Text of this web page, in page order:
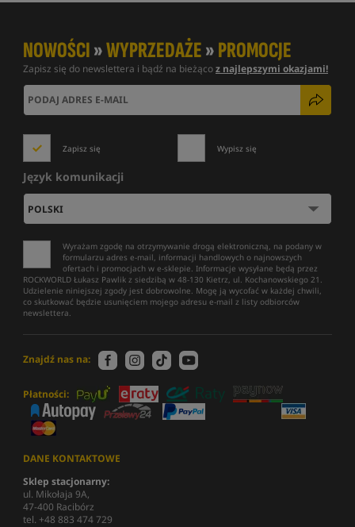
NOWOŚCI»WYPRZEDAŻE»PROMOCJE
Zapisz się do newslettera i bądź na bieżącoz najlepszymi okazjami!
Zapisz się Wypisz się
Język komunikacji
Wyrażam zgodę na otrzymywanie drogą elektroniczną, na podany w
formularzu adres e-mail, informacji handlowych o najnowszych
ofertach i promocjach w e-sklepie. Informacje wysyłane będą przez
ROCKWORLD Łukasz Pawlik z siedzibą w 48-130 Kietrz, ul. Kochanowskiego 21.
Udzielenie niniejszej zgody jest dobrowolne. Mogę ją wycofać w każdej chwili,
co skutkować będzie usunięciem mojego adresu e-mail z listy odbiorców
newslettera.
Znajdź nas na:
Płatności:
DANE KONTAKTOWE
Sklep stacjonarny:
ul. Mikołaja 9A,
47-400 Racibórz
tel. +48 883 474 729